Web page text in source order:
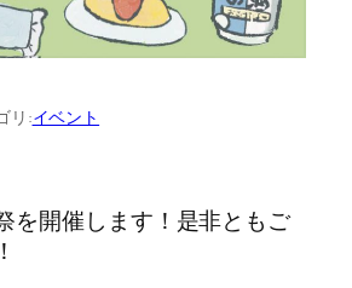
リ:イベント
を開催します！是非ともご